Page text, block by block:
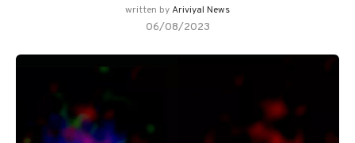
written byAriviyal News
06/08/2023